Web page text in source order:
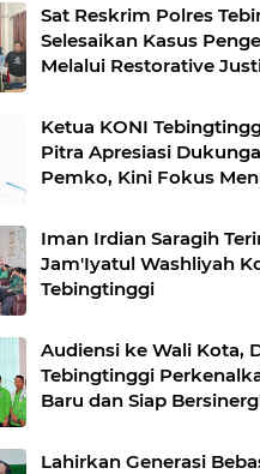
Sat Reskrim Polres
Selesaikan Kasus
Melalui Restorative
Ketua KONI
Pitra Apresiasi
Pemko, Kini Fokus
Iman Irdian Saragih
Jam'Iyatul Washliyah
Tebingtinggi
Audiensi ke Wali Kota,
Tebingtinggi
Baru dan Siap
Lahirkan Generasi